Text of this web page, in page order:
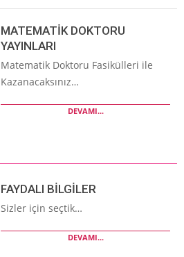
MATEMATİK DOKTORU
YAYINLARI
Matematik Doktoru Fasikülleri ile
Kazanacaksınız…
DEVAMI...
FAYDALI BİLGİLER
Sizler için seçtik…
DEVAMI...